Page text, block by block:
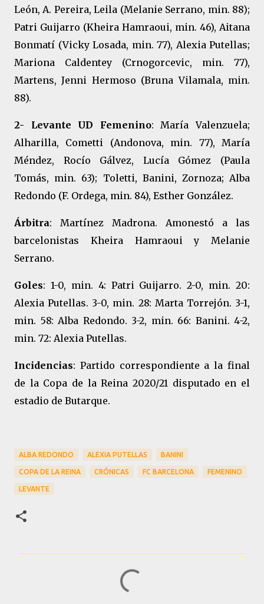
León, A. Pereira, Leila (Melanie Serrano, min. 88);
Patri Guijarro (Kheira Hamraoui, min. 46), Aitana
Bonmatí (Vicky Losada, min. 77), Alexia Putellas;
Mariona Caldentey (Crnogorcevic, min. 77),
Martens, Jenni Hermoso (Bruna Vilamala, min.
88).
2- Levante UD Femenino: María Valenzuela;
Alharilla, Cometti (Andonova, min. 77), María
Méndez, Rocío Gálvez, Lucía Gómez (Paula
Tomás, min. 63); Toletti, Banini, Zornoza; Alba
Redondo (F. Ordega, min. 84), Esther González.
Árbitra: Martínez Madrona. Amonestó a las
barcelonistas Kheira Hamraoui y Melanie
Serrano.
Goles: 1-0, min. 4: Patri Guijarro. 2-0, min. 20:
Alexia Putellas. 3-0, min. 28: Marta Torrejón. 3-1,
min. 58: Alba Redondo. 3-2, min. 66: Banini. 4-2,
min. 72: Alexia Putellas.
Incidencias: Partido correspondiente a la final
de la Copa de la Reina 2020/21 disputado en el
estadio de Butarque.
ALBA REDONDO ALEXIA PUTELLAS BANINI
COPA DE LA REINA CRÓNICAS FC BARCELONA FEMENINO
LEVANTE